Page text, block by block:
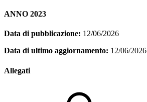
ANNO 2023
Data di pubblicazione: 12/06/2026
Data di ultimo aggiornamento: 12/06/2026
Allegati